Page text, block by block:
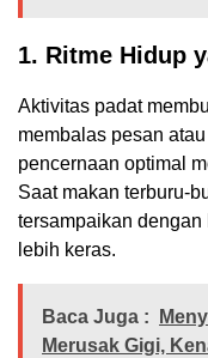
1. Ritme Hidup
Aktivitas padat
membalas pesan
pencernaan optimal
Saat makan terburu-
tersampaikan
lebih keras.
Baca Juga :
Merusak Gigi,